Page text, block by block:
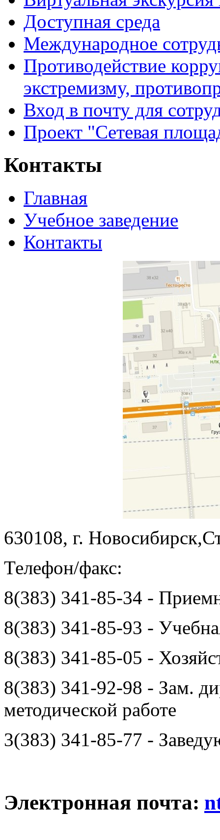
Доступная среда
Международное
Противодействие
экстремизму,
Вход в почту для
Проект "Сетевая
Контакты
Главная
Учебное заведение
Контакты
630108, г.
Телефон/факс:
8(383) 341-85-34 -
8(383) 341-85-93 -
8(383) 341-85-05 -
8(383) 341-92-98 - Зам.
методической работе
3(383) 341-85-77 -
Электронная почта: